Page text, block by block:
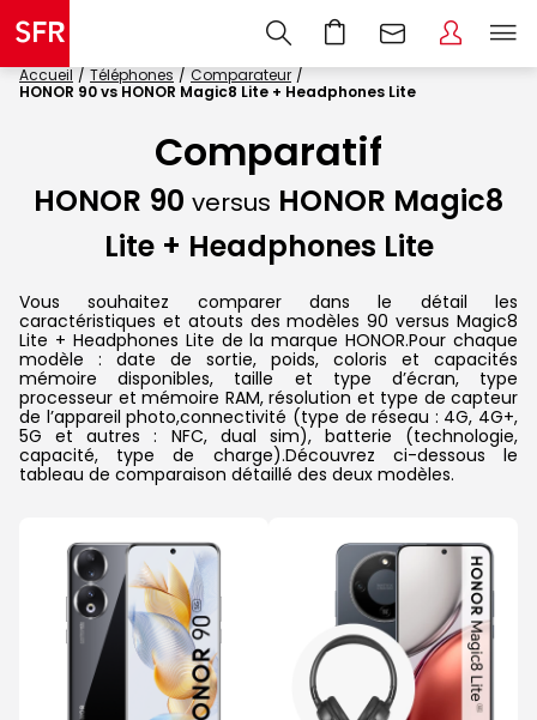
Accueil Téléphones
Comparateur
HONOR 90 vs HONOR Magic8 Lite + Headphones Lite
Comparatif
HONOR 90 versus HONOR Magic8
Lite + Headphones Lite
Vous souhaitez comparer dans le détail les
caractéristiques et atouts des modèles 90 versus Magic8
Lite + Headphones Lite de la marque HONOR.Pour chaque
modèle : date de sortie, poids, coloris et capacités
mémoire disponibles, taille et type d’écran, type
processeur et mémoire RAM, résolution et type de capteur
de l’appareil photo,connectivité (type de réseau : 4G, 4G+,
5G et autres : NFC, dual sim), batterie (technologie,
capacité, type de charge).Découvrez ci-dessous le
tableau de comparaison détaillé des deux modèles.